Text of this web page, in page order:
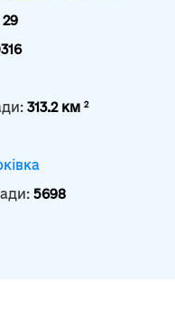
29
313.2 км 2
5698